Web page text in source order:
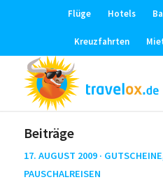
Flüge Hotels
Kreuzfahrten
Beiträge
17. AUGUST 2009 · GUTSCHEINE
PAUSCHALREISEN